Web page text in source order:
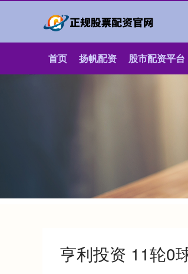
首页 扬帆配资 股市配资平台
亨利投资 11轮0